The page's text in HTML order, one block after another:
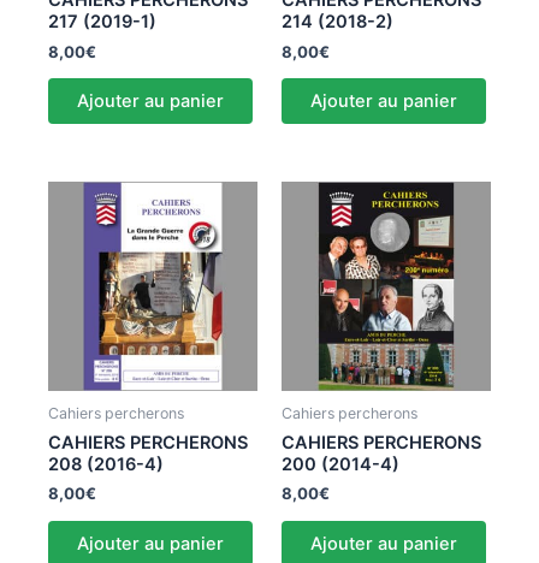
217 (2019-1)
8,00€
Ajouter au panier
214 (2018-2)
8,00€
Ajouter au panier
Cahiers percherons
CAHIERS PERCHERONS
208 (2016-4)
8,00€
Ajouter au panier
Cahiers percherons
CAHIERS PERCHERONS
200 (2014-4)
8,00€
Ajouter au panier